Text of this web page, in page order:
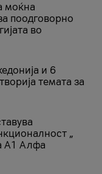
моќна
поодговорно
во
и 6
темата за
„
А1 Алфа